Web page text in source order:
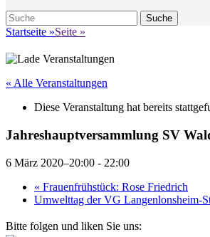
Suche
Suche
nach:
Startseite »Seite »
« Alle Veranstaltungen
Diese Veranstaltung hat bereits
Jahreshauptversammlung SV
6 März 2020–20:00 - 22:00
« Frauenfrühstück: Rose Friedrich
Umwelttag der VG Langenlonsheim-
Bitte folgen und liken Sie uns: